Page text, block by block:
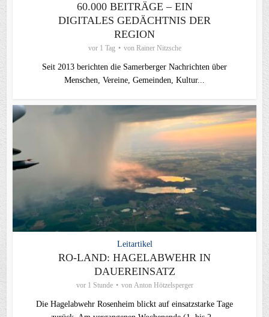
60.000 BEITRÄGE – EIN
DIGITALES GEDÄCHTNIS DER
REGION
vor 1 Tag von Rainer Nitzsche
Seit 2013 berichten die Samerberger Nachrichten über
Menschen, Vereine, Gemeinden, Kultur...
Leitartikel
RO-LAND: HAGELABWEHR IN
DAUEREINSATZ
vor 1 Stunde von Anton Hötzelsperger
Die Hagelabwehr Rosenheim blickt auf einsatzstarke Tage